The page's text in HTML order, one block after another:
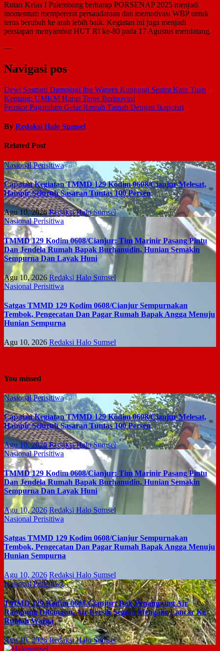
Rutan Kelas I Palembang berharap PORSENAP 2025 menjadi
momentum mempererat persaudaraan dan memotivasi WBP untuk
terus berubah ke arah lebih baik. Kegiatan ini juga menjadi
persiapan menyambut HUT RI ke-80 pada 17 Agustus mendatang.
—
Navigasi pos
Dewi Sastrani Dampingi Ibu Wapres Kunjungi Sentra Kain Tuan
Kentang: UMKM Harus Terus Berinovasi
Pemkot Pagaralam Gelar Ramah Tamah Dengan Ikapolsri
By Redaksi Halo Sumsel
Related Post
NasionalPerisitiwa
Capaian Kegiatan TMMD 129 Kodim 0608/Cianjur Melesat,
Hampir Seluruh Sasaran Tuntas 100 Persen
Agu 10, 2026 Redaksi Halo Sumsel
NasionalPerisitiwa
TMMD 129 Kodim 0608/Cianjur: Tim Marinir Pasang Pintu
Dan Jendela Rumah Bapak Burhanudin, Hunian Semakin
Sempurna Dan Layak Huni
Agu 10, 2026 Redaksi Halo Sumsel
Nasional Perisitiwa
Satgas TMMD 129 Kodim 0608/Cianjur Sempurnakan
Tembok, Pengecatan Dan Pagar Rumah Bapak Angga Menuju
Hunian Sempurna
Agu 10, 2026 Redaksi Halo Sumsel
You missed
NasionalPerisitiwa
Capaian Kegiatan TMMD 129 Kodim 0608/Cianjur Melesat,
Hampir Seluruh Sasaran Tuntas 100 Persen
Agu 10, 2026 Redaksi Halo Sumsel
NasionalPerisitiwa
TMMD 129 Kodim 0608/Cianjur: Tim Marinir Pasang Pintu
Dan Jendela Rumah Bapak Burhanudin, Hunian Semakin
Sempurna Dan Layak Huni
Agu 10, 2026 Redaksi Halo Sumsel
Nasional Perisitiwa
Satgas TMMD 129 Kodim 0608/Cianjur Sempurnakan
Tembok, Pengecatan Dan Pagar Rumah Bapak Angga Menuju
Hunian Sempurna
Agu 10, 2026 Redaksi Halo Sumsel
NasionalPerisitiwa
TMMD 129 Kodim 0608/Cianjur: Bak Penampung Air
Rampung Dibangun, Air Bersih Segera Mengalir Lancar Ke
Rumah Warga
Agu 10, 2026 Redaksi Halo Sumsel